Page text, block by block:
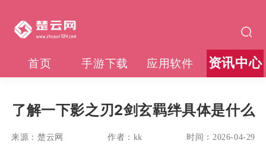
首页 手游下载 应用软件 资讯中心
了解一下影之刃2剑玄羁绊具体是什么
来源： 楚云网 作者： kk 时间： 2026-04-29